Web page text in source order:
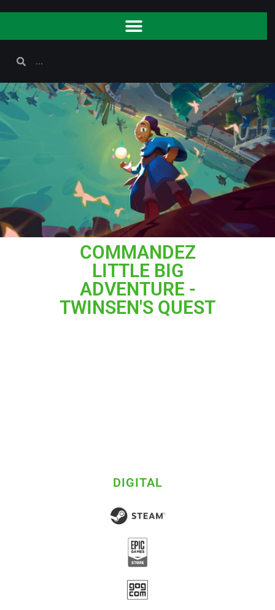
COMMANDEZ
LITTLE BIG
ADVENTURE -
TWINSEN'S QUEST
DIGITAL